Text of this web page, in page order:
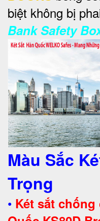
biệt không bị
Bank Safety
Màu Sắc
Trọng
• Két sắt chống